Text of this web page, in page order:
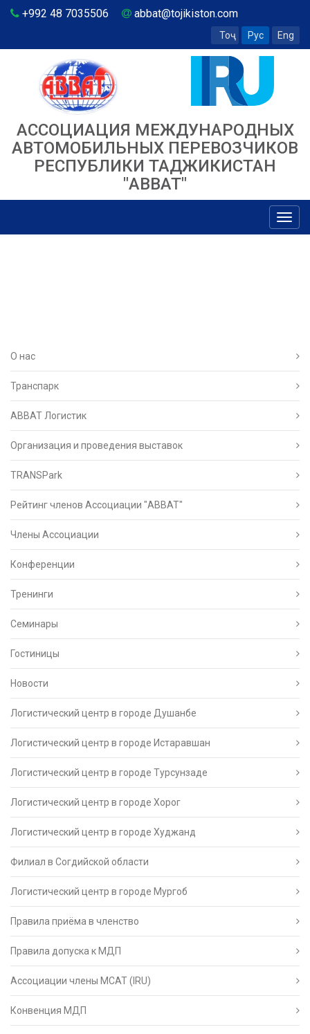
+992 48 7035506 abbat@tojikiston.com
Тоҷ Рус Eng
АССОЦИАЦИЯ МЕЖДУНАРОДНЫХ
АВТОМОБИЛЬНЫХ ПЕРЕВОЗЧИКОВ
РЕСПУБЛИКИ ТАДЖИКИСТАН
"ABBAT"
О нас
Транспарк
ABBAT Логистик
Организация и проведения выставок
TRANSPark
Рейтинг членов Ассоциации "АВВАТ"
Члены Ассоциации
Конференции
Тренинги
Семинары
Гостиницы
Новости
Логистический центр в городе Душанбе
Логистический центр в городе Истаравшан
Логистический центр в городе Турсунзаде
Логистический центр в городе Хорог
Логистический центр в городе Худжанд
Филиал в Согдийской области
Логистический центр в городе Мургоб
Правила приёма в членство
Правила допуска к МДП
Ассоциации члены МСАТ (IRU)
Конвенция МДП